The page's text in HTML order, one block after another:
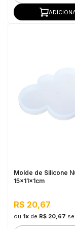
Molde de Silicone
15x11x1cm
R$ 20,67
ou 1xde R$ 20,67